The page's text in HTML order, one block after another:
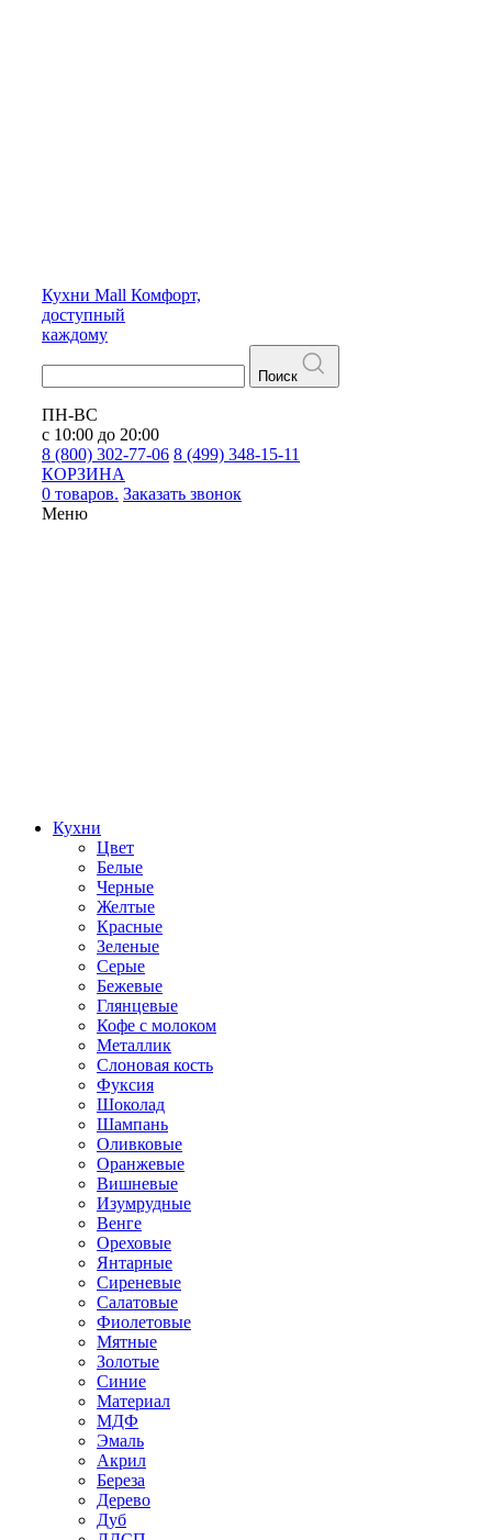
Кухни Mall Комфорт,
доступный
каждому
Поиск
ПН-ВС
с 10:00 до 20:00
8 (800) 302-77-06 8 (499) 348-15-11
КОРЗИНА
0 товаров. Заказать звонок
Меню
Кухни
Цвет
Белые
Черные
Желтые
Красные
Зеленые
Серые
Бежевые
Глянцевые
Кофе с молоком
Металлик
Слоновая кость
Фуксия
Шоколад
Шампань
Оливковые
Оранжевые
Вишневые
Изумрудные
Венге
Ореховые
Янтарные
Сиреневые
Салатовые
Фиолетовые
Мятные
Золотые
Синие
Материал
МДФ
Эмаль
Акрил
Береза
Дерево
Дуб